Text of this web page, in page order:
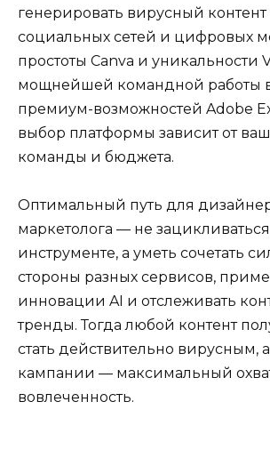
генерировать вирусный контент
социальных сетей и цифровых
простоты Canva и уникальности
мощнейшей командной работы
премиум-возможностей Adobe
выбор платформы зависит от
команды и бюджета.
Оптимальный путь для
маркетолога — не
инструменте, а уметь сочетать
стороны разных сервисов,
инновации AI и отслеживать
тренды. Тогда любой контент
стать действительно вирусным,
кампании — максимальный
вовлеченность.